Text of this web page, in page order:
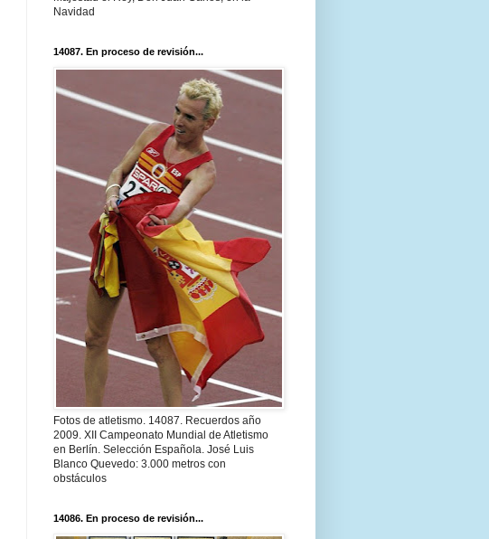
Navidad
14087. En proceso de revisión...
Fotos de atletismo. 14087. Recuerdos año
2009. XII Campeonato Mundial de Atletismo
en Berlín. Selección Española. José Luis
Blanco Quevedo: 3.000 metros con
obstáculos
14086. En proceso de revisión...